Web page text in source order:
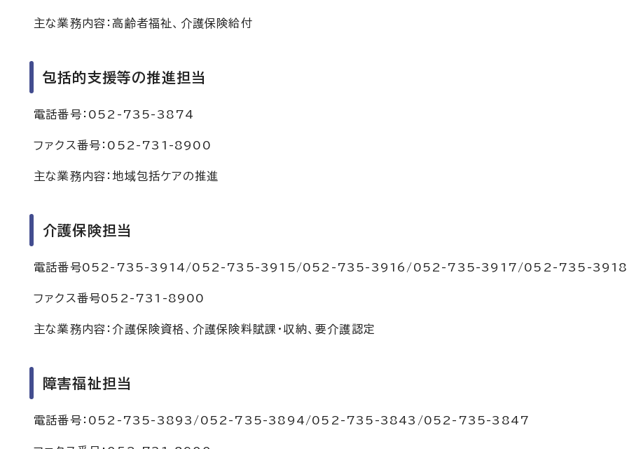
主な業務内容：高齢者福祉、介護保険給付
包括的支援等の推進担当
電話番号：052-735-3874
ファクス番号：052-731-8900
主な業務内容：地域包括ケアの推進
介護保険担当
電話番号052-735-3914/052-735-3915/052-735-3916/052-735-3917/052-735-3918
ファクス番号052-731-8900
主な業務内容：介護保険資格、介護保険料賦課・収納、要介護認定
障害福祉担当
電話番号：052-735-3893/052-735-3894/052-735-3843/052-735-3847